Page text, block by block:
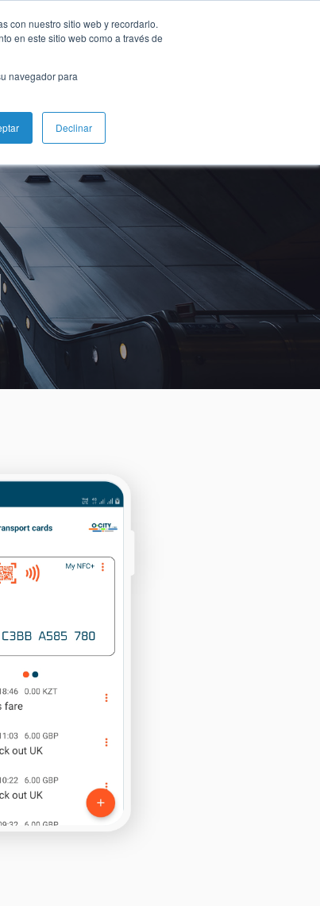
con nuestro sitio web y recordarlo.
en este sitio web como a través de
navegador para
Declinar